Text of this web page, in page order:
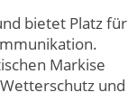
bietet Platz für
Markise
und